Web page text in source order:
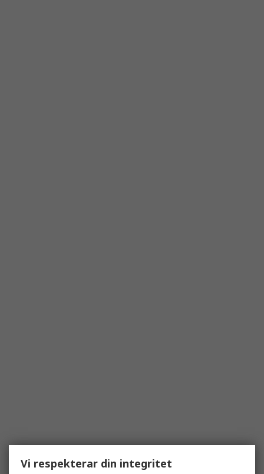
Vi respekterar din integritet